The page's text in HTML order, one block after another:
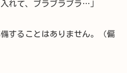
れて、ブラブラブラ…」
することはありません。（偏